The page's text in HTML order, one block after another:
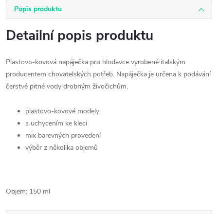
Popis produktu
Detailní popis produktu
Plastovo-kovová napáječka pro hlodavce vyrobené italským
producentem chovatelských potřeb. Napáječka je určena k podávání
čerstvé pitné vody drobným živočichům.
plastovo-kovové modely
s uchycením ke kleci
mix barevných provedení
výběr z několika objemů
Objem: 150 ml